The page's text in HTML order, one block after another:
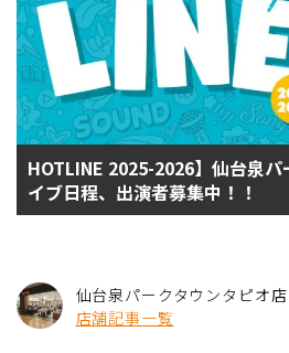
HOTLINE 2025-2026】仙台泉
イブ日程、出演者募集中！！
仙台泉パークタウンタピオ店
店舗記事一覧